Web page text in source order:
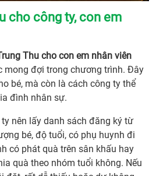
cho công ty, con em
Thu cho con em nhân viên
mong đợi trong chương trình. Đây
bé, mà còn là cách công ty thể
đình nhân sự.
nên lấy danh sách đăng ký từ
bé, độ tuổi, có phụ huynh đi
có phát quà trên sân khấu hay
quà theo nhóm tuổi không. Nếu